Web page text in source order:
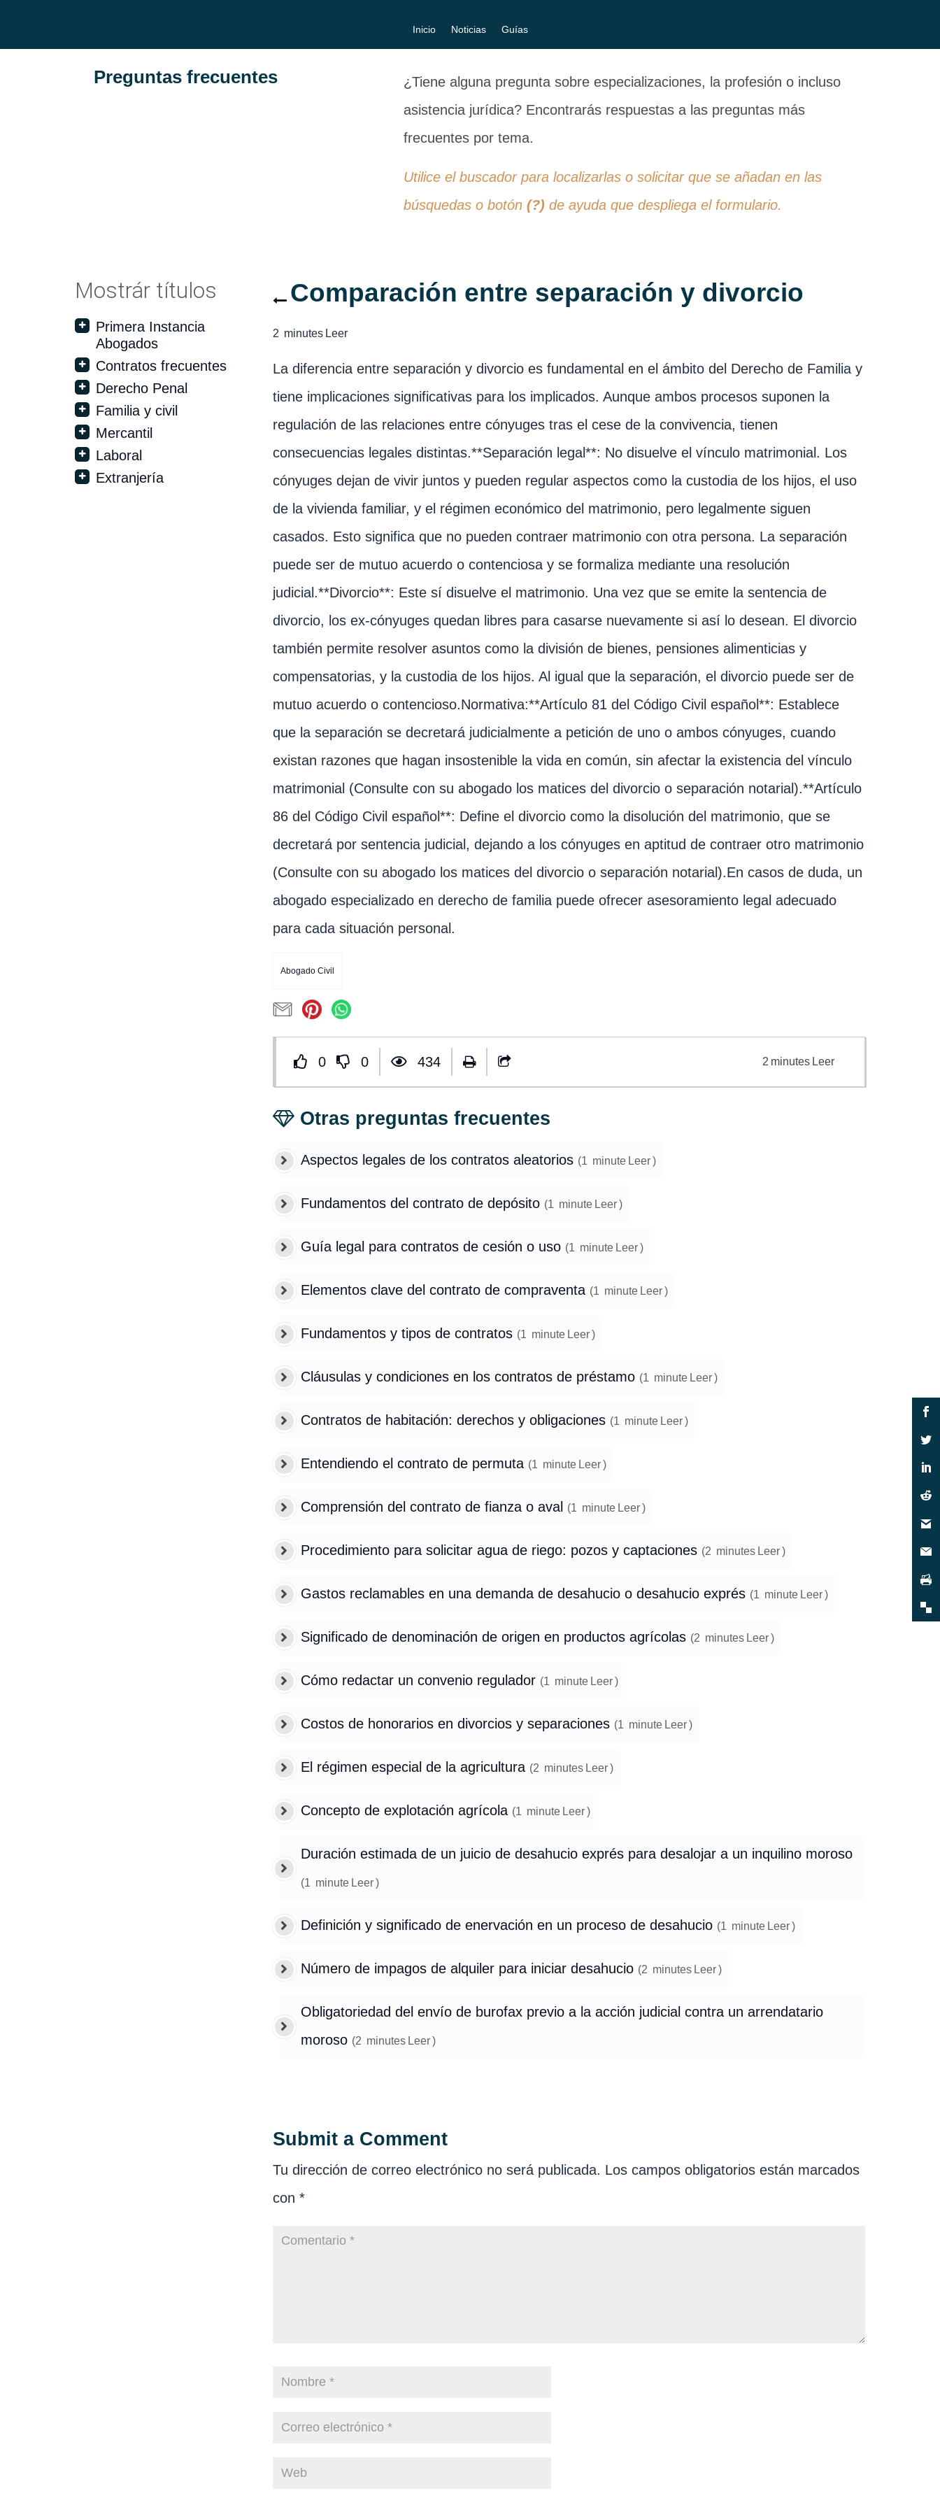
Inicio Noticias Guías
Preguntas frecuentes
¿Tiene alguna pregunta sobre especializaciones, la profesión o incluso
asistencia jurídica? Encontrarás respuestas a las preguntas más
frecuentes por tema.
Utilice el buscador para localizarlas o solicitar que se añadan en las
búsquedas o botón(?) de ayuda que despliega el formulario.
Mostrár títulos
Primera Instancia
Abogados
Contratos frecuentes
Derecho Penal
Familia y civil
Mercantil
Laboral
Extranjería
Comparación entre separación y divorcio
2 minutes Leer
La diferencia entre separación y divorcio es fundamental en el ámbito del Derecho de Familia y
tiene implicaciones significativas para los implicados. Aunque ambos procesos suponen la
regulación de las relaciones entre cónyuges tras el cese de la convivencia, tienen
consecuencias legales distintas.**Separación legal**: No disuelve el vínculo matrimonial. Los
cónyuges dejan de vivir juntos y pueden regular aspectos como la custodia de los hijos, el uso
de la vivienda familiar, y el régimen económico del matrimonio, pero legalmente siguen
casados. Esto significa que no pueden contraer matrimonio con otra persona. La separación
puede ser de mutuo acuerdo o contenciosa y se formaliza mediante una resolución
judicial.**Divorcio**: Este sí disuelve el matrimonio. Una vez que se emite la sentencia de
divorcio, los ex-cónyuges quedan libres para casarse nuevamente si así lo desean. El divorcio
también permite resolver asuntos como la división de bienes, pensiones alimenticias y
compensatorias, y la custodia de los hijos. Al igual que la separación, el divorcio puede ser de
mutuo acuerdo o contencioso.Normativa:**Artículo 81 del Código Civil español**: Establece
que la separación se decretará judicialmente a petición de uno o ambos cónyuges, cuando
existan razones que hagan insostenible la vida en común, sin afectar la existencia del vínculo
matrimonial (Consulte con su abogado los matices del divorcio o separación notarial).**Artículo
86 del Código Civil español**: Define el divorcio como la disolución del matrimonio, que se
decretará por sentencia judicial, dejando a los cónyuges en aptitud de contraer otro matrimonio
(Consulte con su abogado los matices del divorcio o separación notarial).En casos de duda, un
abogado especializado en derecho de familia puede ofrecer asesoramiento legal adecuado
para cada situación personal.
Abogado Civil
0 0 434 2 minutes Leer
Otras preguntas frecuentes
Aspectos legales de los contratos aleatorios (1 minute Leer )
Fundamentos del contrato de depósito (1 minute Leer )
Guía legal para contratos de cesión o uso (1 minute Leer )
Elementos clave del contrato de compraventa (1 minute Leer )
Fundamentos y tipos de contratos (1 minute Leer )
Cláusulas y condiciones en los contratos de préstamo (1 minute Leer )
Contratos de habitación: derechos y obligaciones (1 minute Leer )
Entendiendo el contrato de permuta (1 minute Leer )
Comprensión del contrato de fianza o aval (1 minute Leer )
Procedimiento para solicitar agua de riego: pozos y captaciones (2 minutes Leer )
Gastos reclamables en una demanda de desahucio o desahucio exprés (1 minute Leer )
Significado de denominación de origen en productos agrícolas (2 minutes Leer )
Cómo redactar un convenio regulador (1 minute Leer )
Costos de honorarios en divorcios y separaciones (1 minute Leer )
El régimen especial de la agricultura (2 minutes Leer )
Concepto de explotación agrícola (1 minute Leer )
Duración estimada de un juicio de desahucio exprés para desalojar a un inquilino moroso
(1 minute Leer )
Definición y significado de enervación en un proceso de desahucio (1 minute Leer )
Número de impagos de alquiler para iniciar desahucio (2 minutes Leer )
Obligatoriedad del envío de burofax previo a la acción judicial contra un arrendatario
moroso (2 minutes Leer )
Submit a Comment
Tu dirección de correo electrónico no será publicada. Los campos obligatorios están marcados
con *